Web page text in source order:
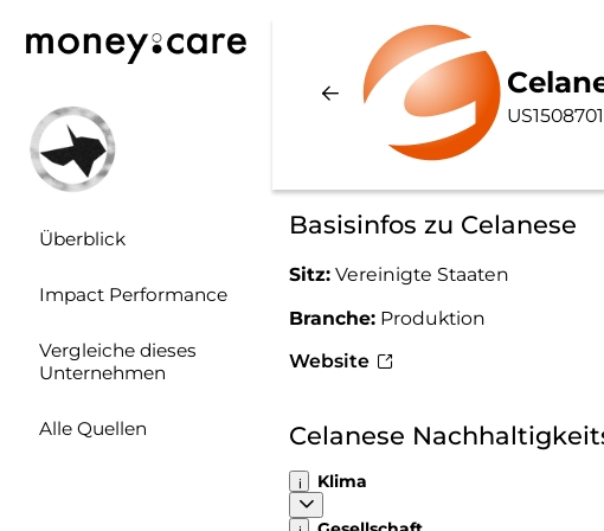
Überblick
Impact Performance
Vergleiche dieses
Unternehmen
Alle Quellen
Basisinfos zu Celanese
Sitz: Vereinigte Staaten
Branche: Produktion
Website
Celanese
Klima